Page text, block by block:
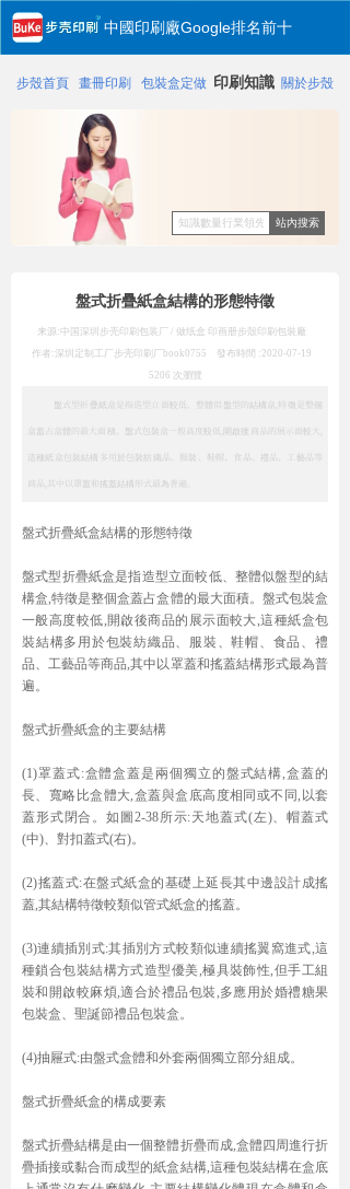
中國印刷廠Google排名前十
站內搜索
盤式折疊紙盒結構的形態特徵
来源:中国深圳步壳印刷包装厂 / 做纸盒 印画册 步殼印刷包裝廠
作者:深圳定制工厂步壳印刷厂 book0755 發布時間 :2020-07-19
5206 次瀏覽
盤式型折疊紙盒是指造型立面較低、整體似盤型的結構盒,特徵是整個
盒蓋占盒體的最大面積。盤式包裝盒一般高度較低,開啟後商品的展示面較大,
這種紙盒包裝結構多用於包裝紡織品、服裝、鞋帽、食品、禮品、工藝品等
商品,其中以罩蓋和搖蓋結構形式最為普遍。
盤式折疊紙盒結構的形態特徵
盤式型折疊紙盒是指造型立面較低、整體似盤型的結
構盒,特徵是整個盒蓋占盒體的最大面積。盤式包裝盒
一般高度較低,開啟後商品的展示面較大,這種紙盒包
裝結構多用於包裝紡織品、服裝、鞋帽、食品、禮
品、工藝品等商品,其中以罩蓋和搖蓋結構形式最為普
遍。
盤式折疊紙盒的主要結構
(1)罩蓋式:盒體盒蓋是兩個獨立的盤式結構,盒蓋的
長、寬略比盒體大,盒蓋與盒底高度相同或不同,以套
蓋形式閉合。如圖2-38所示:天地蓋式(左)、帽蓋式
(中)、對扣蓋式(右)。
(2)搖蓋式:在盤式紙盒的基礎上延長其中邊設計成搖
蓋,其結構特徵較類似管式紙盒的搖蓋。
(3)連續插別式:其插別方式較類似連續搖翼窩進式,這
種鎖合包裝結構方式造型優美,極具裝飾性,但手工組
裝和開啟較麻煩,適合於禮品包裝,多應用於婚禮糖果
包裝盒、聖誕節禮品包裝盒。
(4)抽屜式:由盤式盒體和外套兩個獨立部分組成。
盤式折疊紙盒的構成要素
盤式折疊結構是由一個整體折疊而成,盒體四周進行折
疊插接或黏合而成型的紙盒結構,這種包裝結構在盒底
步殼首頁 畫冊印刷 包裝盒定做 印刷知識 關於步殼